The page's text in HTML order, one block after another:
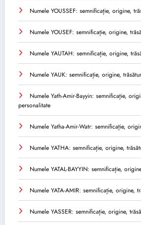
Numele YOUSSEF: semnificație, origine,
Numele YOUSEF: semnificație, origine,
Numele YAUTAH: semnificație, origine,
Numele YAUK: semnificație, origine,
Numele Yath-Amir-Bayyin: semnificație,
personalitate
Numele Yatha-Amir-Watr: semnificație,
Numele YATHA: semnificație, origine,
Numele YATAL-BAYYIN: semnificație,
Numele YATA-AMIR: semnificație, origine,
Numele YASSER: semnificație, origine,